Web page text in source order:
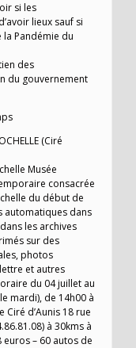
si les
lieux sauf si
Pandémie du
des
du gouvernement
(Ciré
Musée
consacrée
du début de
automatiques dans
les archives
sur des
photos
et autres
du 04 juillet au
mardi), de 14h00 à
Ciré d’Aunis 18 rue
à 30kms à
euros – 60 autos de